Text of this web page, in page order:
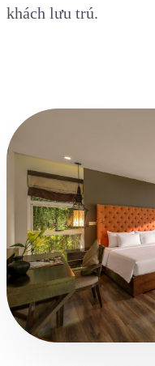
khách lưu trú.